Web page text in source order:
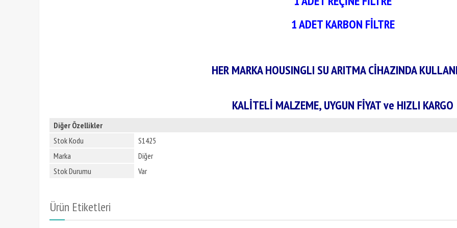
1 ADET KARBON FİLTRE
HER MARKA HOUSINGLI SU ARITMA CİHAZINDA
KALİTELİ MALZEME, UYGUN FİYAT ve HIZLI KARGO
Diğer Özellikler
Stok Kodu
S1425
Marka
Diğer
Stok Durumu
Var
Ürün Etiketleri